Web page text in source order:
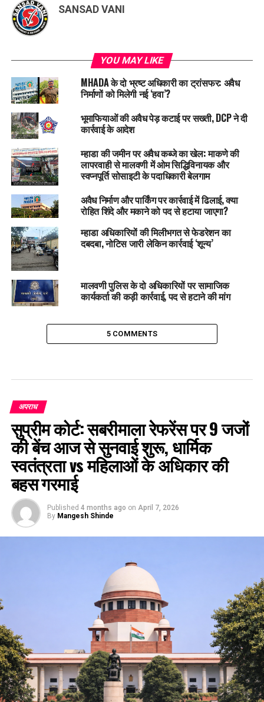
SANSAD VANI
YOU MAY LIKE
MHADA के दो भ्रष्ट अधिकारी का ट्रांसफर: अवैध
निर्माणों को मिलेगी नई ‘हवा’?
भूमाफियाओं की अवैध पेड़ कटाई पर सख्ती, DCP ने दी
कार्रवाई के आदेश
म्हाडा की जमीन पर अवैध कब्जे का खेल: माकणे की
लापरवाही से मालवणी में ओम सिद्धिविनायक और
स्वप्नपूर्ति सोसाइटी के पदाधिकारी बेलगाम
अवैध निर्माण और पार्किंग पर कार्रवाई में ढिलाई, क्या
रोहित शिंदे और मकाने को पद से हटाया जाएगा?
म्हाडा अधिकारियों की मिलीभगत से फेडरेशन का
दबदबा, नोटिस जारी लेकिन कार्रवाई ‘शून्य’
मालवणी पुलिस के दो अधिकारियों पर सामाजिक
कार्यकर्ता की कड़ी कार्रवाई, पद से हटाने की मांग
5 COMMENTS
अपराध
सुप्रीम कोर्ट: सबरीमाला रेफरेंस पर 9 जजों
की बेंच आज से सुनवाई शुरू, धार्मिक
स्वतंत्रता vs महिलाओं के अधिकार की
बहस गरमाई
Published 4 months ago on April 7, 2026
By Mangesh Shinde